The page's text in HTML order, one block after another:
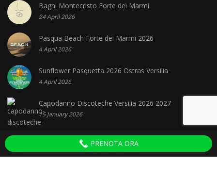
Bagni Montecristo Forte dei Marmi
24 April 2026
Pasqua Beach Forte dei Marmi 2026
4 April 2026
Sunflower Pasquetta 2026 Ostras Versilia
4 April 2026
Capodanno Discoteche Versilia 2026 2027
15 January 2026
Discoteche in Versilia © 2022 - P.IVA 02321980506 - Amplifica Communication - Privacy
PRENOTA ORA